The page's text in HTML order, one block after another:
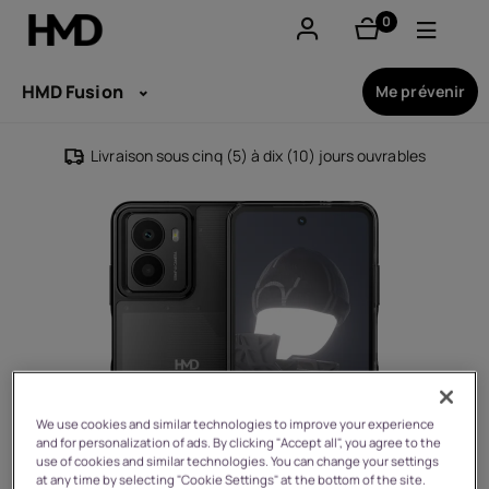
0
éléments
Smartphones
Téléphones classiques
Accessoires
Offres
HMD Fusion Me prévenir
Livraison sous cinq (5) à dix (10) jours ouvrables
We use cookies and similar technologies to improve your experience
and for personalization of ads. By clicking "Accept all", you agree to the
use of cookies and similar technologies. You can change your settings
at any time by selecting "Cookie Settings" at the bottom of the site.